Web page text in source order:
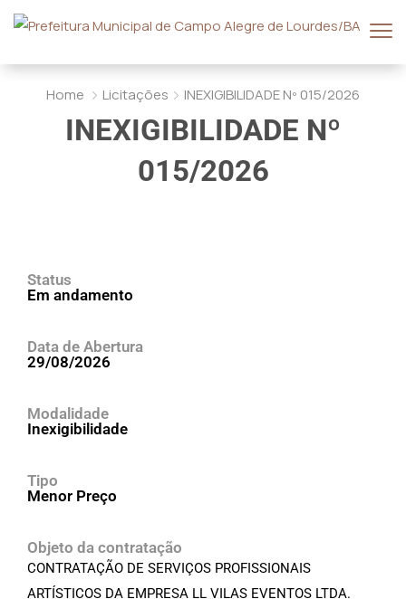
Home Licitações INEXIGIBILIDADE Nº 015/2026
INEXIGIBILIDADE Nº
015/2026
Status
Em andamento
Data de Abertura
29/08/2026
Modalidade
Inexigibilidade
Tipo
Menor Preço
Objeto da contratação
CONTRATAÇÃO DE SERVIÇOS PROFISSIONAIS
ARTÍSTICOS DA EMPRESA LL VILAS EVENTOS LTDA.